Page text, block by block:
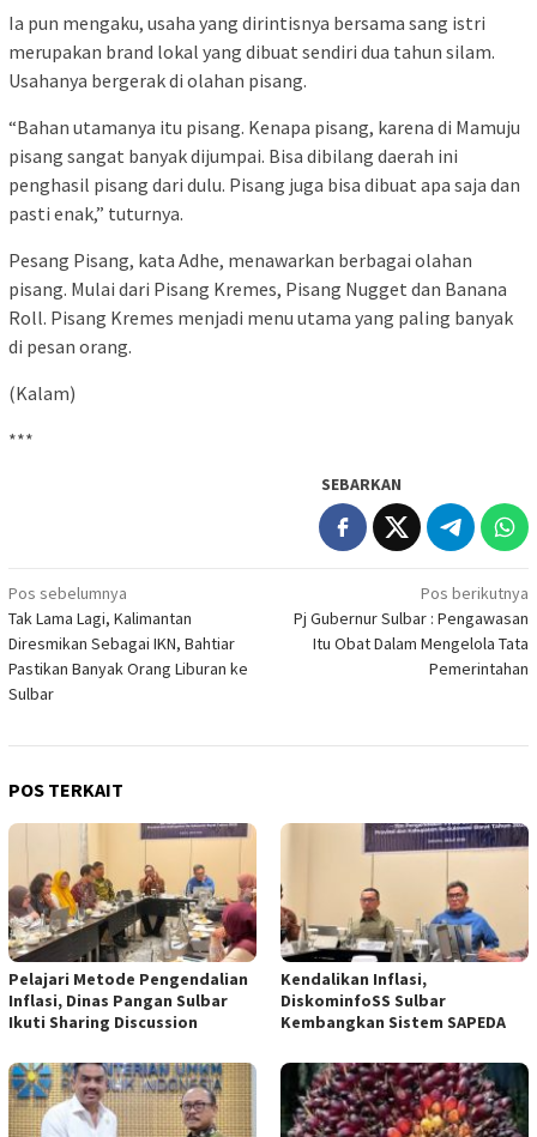
Ia pun mengaku, usaha yang dirintisnya bersama sang istri
merupakan brand lokal yang dibuat sendiri dua tahun silam.
Usahanya bergerak di olahan pisang.
“Bahan utamanya itu pisang. Kenapa pisang, karena di Mamuju
pisang sangat banyak dijumpai. Bisa dibilang daerah ini
penghasil pisang dari dulu. Pisang juga bisa dibuat apa saja dan
pasti enak,” tuturnya.
Pesang Pisang, kata Adhe, menawarkan berbagai olahan
pisang. Mulai dari Pisang Kremes, Pisang Nugget dan Banana
Roll. Pisang Kremes menjadi menu utama yang paling banyak
di pesan orang.
(Kalam)
***
SEBARKAN
Navigasi
pos
Pos sebelumnya
Tak Lama Lagi, Kalimantan
Diresmikan Sebagai IKN, Bahtiar
Pastikan Banyak Orang Liburan ke
Sulbar
Pos berikutnya
Pj Gubernur Sulbar : Pengawasan
Itu Obat Dalam Mengelola Tata
Pemerintahan
POS TERKAIT
Pelajari Metode Pengendalian
Inflasi, Dinas Pangan Sulbar
Ikuti Sharing Discussion
Kendalikan Inflasi,
DiskominfoSS Sulbar
Kembangkan Sistem SAPEDA